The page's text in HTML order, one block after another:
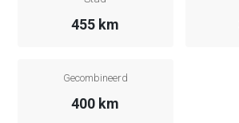
455 km
Gecombineerd
400 km